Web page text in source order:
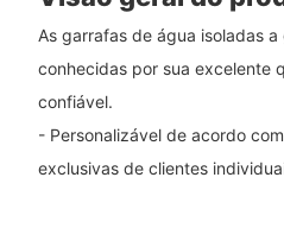
As garrafas de água isoladas a
conhecidas por sua excelente
confiável.
- Personalizável de acordo
exclusivas de clientes